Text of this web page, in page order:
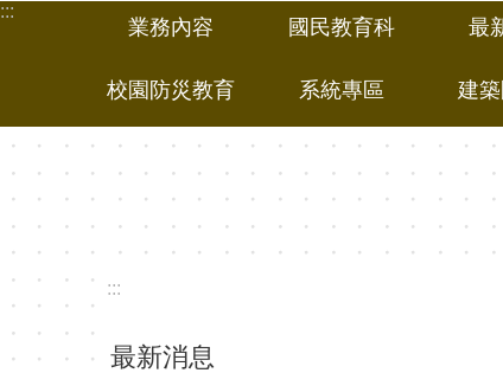
跳到主要內容區塊
:::
業務內容 國民教育科 最
校園防災教育 系統專區 建
:::
最新消息